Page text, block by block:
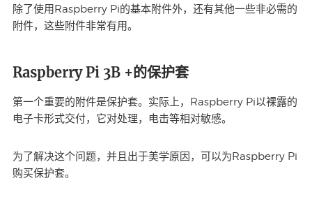
除了使用Raspberry Pi的基本附件外，还有其他一些非必需的
附件，这些附件非常有用。
Raspberry Pi 3B +的保护套
第一个重要的附件是保护套。实际上，Raspberry Pi以裸露的
电子卡形式交付，它对处理，电击等相对敏感。
为了解决这个问题，并且出于美学原因，可以为Raspberry Pi
购买保护套。